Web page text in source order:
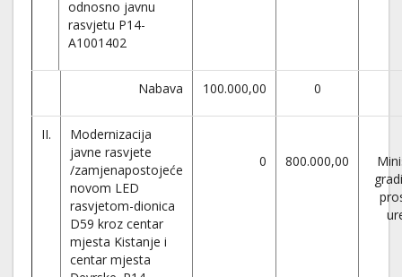
odnosno javnu
rasvjetu P14-
A1001402
Nabava 100.000,00 0
II.
Modernizacija
javne rasvjete
/zamjenapostojeće
novom LED
rasvjetom-dionica
D59 kroz centar
mjesta Kistanje i
centar mjesta
0 800.000,00